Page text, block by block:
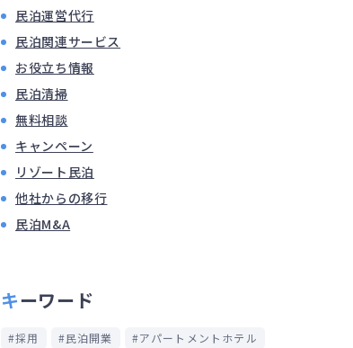
民泊運営代行
民泊関連サービス
お役立ち情報
民泊清掃
無料相談
キャンペーン
リゾート民泊
他社からの移行
民泊M&A
キーワード
採用 民泊開業
アパートメントホテル